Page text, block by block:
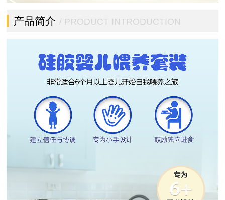
产品简介 / PRODUCT INTRODUCTION